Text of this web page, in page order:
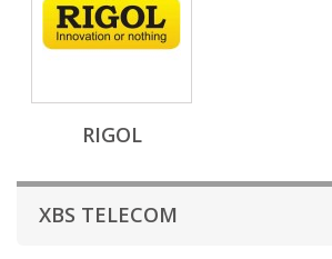
RIGOL
XBS TELECOM